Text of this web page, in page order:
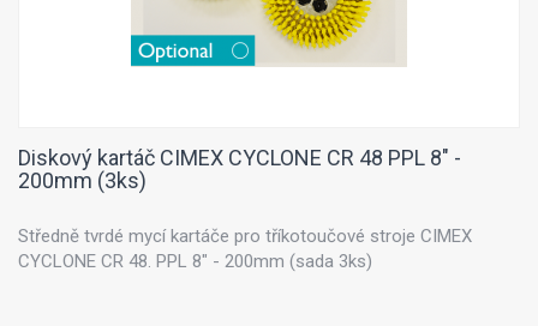
Diskový kartáč CIMEX CYCLONE CR 48 PPL 8" -
200mm (3ks)
Středně tvrdé mycí kartáče pro tříkotoučové stroje CIMEX
CYCLONE CR 48. PPL 8" - 200mm (sada 3ks)